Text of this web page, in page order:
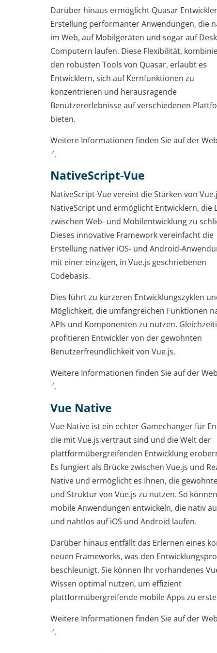
Darüber hinaus ermöglicht Quasar
Erstellung performanter Anwendungen, die
im Web, auf Mobilgeräten und sogar auf
Computern laufen. Diese Flexibilität,
den robusten Tools von Quasar, erlaubt es
Entwicklern, sich auf Kernfunktionen zu
konzentrieren und herausragende
Benutzererlebnisse auf verschiedenen
bieten.
Weitere Informationen finden Sie auf der
.
NativeScript-Vue
NativeScript-Vue vereint die Stärken von
NativeScript und ermöglicht Entwicklern, die
zwischen Web- und Mobilentwicklung zu
Dieses innovative Framework vereinfacht die
Erstellung nativer iOS- und Android-
mit einer einzigen, in Vue.js geschriebenen
Codebasis.
Dies führt zu kürzeren Entwicklungszyklen
Möglichkeit, die umfangreichen Funktionen
APIs und Komponenten zu nutzen.
profitieren Entwickler von der gewohnten
Benutzerfreundlichkeit von Vue.js.
Weitere Informationen finden Sie auf der
.
Vue Native
Vue Native ist ein echter Gamechanger für
die mit Vue.js vertraut sind und die Welt der
plattformübergreifenden Entwicklung
Es fungiert als Brücke zwischen Vue.js und
Native und ermöglicht es Ihnen, die
und Struktur von Vue.js zu nutzen. So
mobile Anwendungen entwickeln, die nativ
und nahtlos auf iOS und Android laufen.
Darüber hinaus entfällt das Erlernen eines
neuen Frameworks, was den
beschleunigt. Sie können Ihr vorhandenes
Wissen optimal nutzen, um effizient
plattformübergreifende mobile Apps zu
Weitere Informationen finden Sie auf der
.